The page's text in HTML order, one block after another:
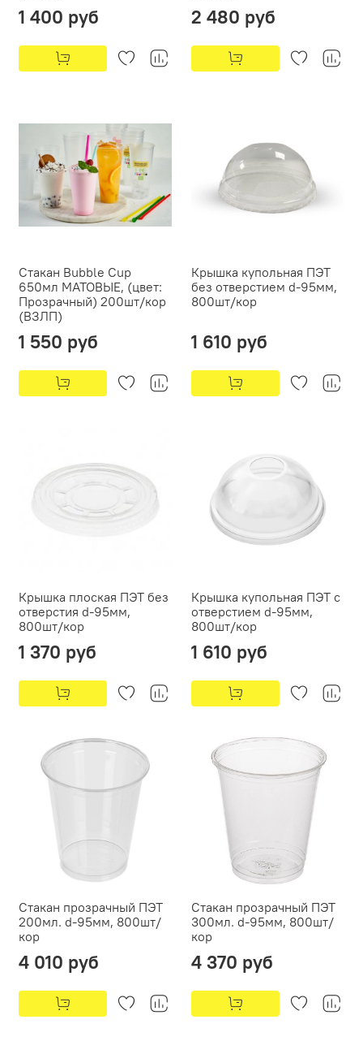
1 400 руб 2 480 руб
Стакан Bubble Cup
650мл МАТОВЫЕ, (цвет:
Прозрачный) 200шт/кор
(ВЗЛП)
1 550 руб
Крышка купольная ПЭТ
без отверстием d-95мм,
800шт/кор
1 610 руб
Крышка плоская ПЭТ без
отверстия d-95мм,
800шт/кор
1 370 руб
Крышка купольная ПЭТ с
отверстием d-95мм,
800шт/кор
1 610 руб
Стакан прозрачный ПЭТ
200мл. d-95мм, 800шт/
кор
4 010 руб
Стакан прозрачный ПЭТ
300мл. d-95мм, 800шт/
кор
4 370 руб